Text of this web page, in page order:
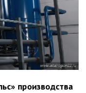
производства